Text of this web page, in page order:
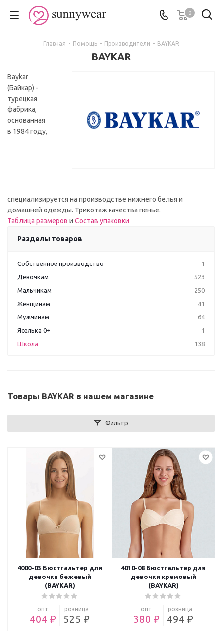
0
Главная - Помощь - Производители - BAYKAR
BAYKAR
Baykar
(Байкар) -
турецкая
фабрика,
основанная
в 1984 году,
специализируется на производстве нижнего белья и
домашней одежды. Трикотаж качества пенье.
Таблица размеров и Состав упаковки
Разделы товаров
Собственное производство
1
Девочкам
523
Мальчикам
250
Женщинам
41
Мужчинам
64
Яселька 0+
1
Школа
138
Товары BAYKAR в нашем магазине
Фильтр
4000-03 Бюстгальтер для
девочки бежевый
(BAYKAR)
опт
404 ₽
розница
525 ₽
4010-08 Бюстгальтер для
девочки кремовый
(BAYKAR)
опт
380 ₽
розница
494 ₽